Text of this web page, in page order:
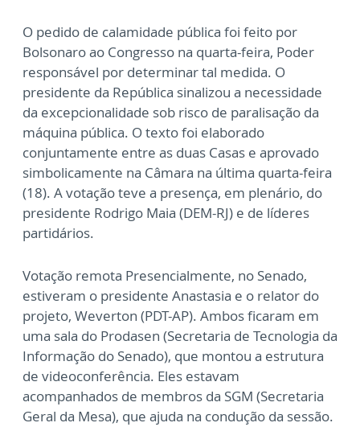
O pedido de calamidade pública foi feito por
Bolsonaro ao Congresso na quarta-feira, Poder
responsável por determinar tal medida. O
presidente da República sinalizou a necessidade
da excepcionalidade sob risco de paralisação da
máquina pública. O texto foi elaborado
conjuntamente entre as duas Casas e aprovado
simbolicamente na Câmara na última quarta-feira
(18). A votação teve a presença, em plenário, do
presidente Rodrigo Maia (DEM-RJ) e de líderes
partidários.
Votação remota Presencialmente, no Senado,
estiveram o presidente Anastasia e o relator do
projeto, Weverton (PDT-AP). Ambos ficaram em
uma sala do Prodasen (Secretaria de Tecnologia da
Informação do Senado), que montou a estrutura
de videoconferência. Eles estavam
acompanhados de membros da SGM (Secretaria
Geral da Mesa), que ajuda na condução da sessão.